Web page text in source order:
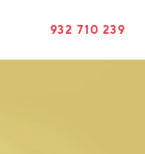
932 710 239